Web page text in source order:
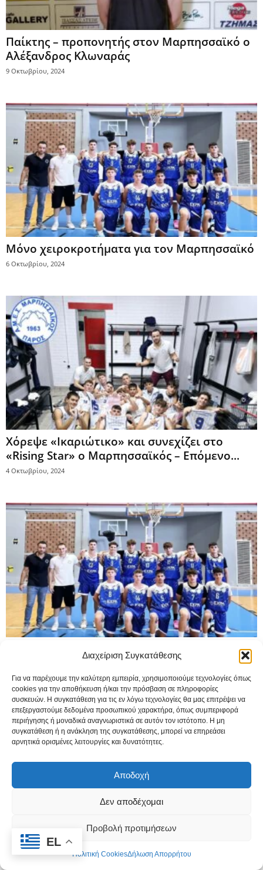
Διαχείριση Συγκατάθεσης
Για να παρέχουμε την καλύτερη εμπειρία, χρησιμοποιούμε τεχνολογίες όπως
cookies για την αποθήκευση ή/και την πρόσβαση σε πληροφορίες
συσκευών. Η συγκατάθεση για τις εν λόγω τεχνολογίες θα μας επιτρέψει να
επεξεργαστούμε δεδομένα προσωπικού χαρακτήρα, όπως συμπεριφορά
περιήγησης ή μοναδικά αναγνωριστικά σε αυτόν τον ιστότοπο. Η μη
συγκατάθεση ή η ανάκληση της συγκατάθεσης, μπορεί να επηρεάσει
αρνητικά ορισμένες λειτουργίες και δυνατότητες.
Αποδοχή
Δεν αποδέχομαι
Προβολή προτιμήσεων
Πολιτική CookiesΔήλωση Απορρήτου
Παίκτης – προπονητής στον Μαρπησσαϊκό ο
Αλέξανδρος Κλωναράς
9 Οκτωβρίου, 2024
Μόνο χειροκροτήματα για τον Μαρπησσαϊκό
6 Οκτωβρίου, 2024
Χόρεψε «Ικαριώτικο» και συνεχίζει στο
«Rising Star» ο Μαρπησσαϊκός – Επόμενο...
4 Οκτωβρίου, 2024
Μπάσκετ: Ταξιδεύει για το… όνειρο του
«Rising Star» ο Μαρπησσαϊκός
3 Οκτωβρίου, 2024
Τα αποτελέσματα των παριανών ομάδων
EL